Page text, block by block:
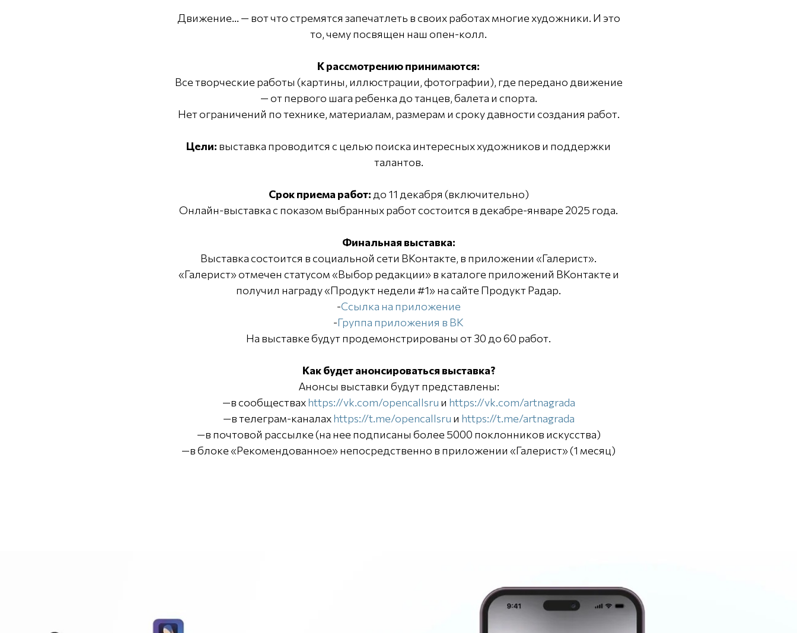
Движение... — вот что стремятся запечатлеть в своих работах многие художники. И это
то, чему посвящен наш опен-колл.
К рассмотрению принимаются:
Все творческие работы (картины, иллюстрации, фотографии), где передано движение
— от первого шага ребенка до танцев, балета и спорта.
Нет ограничений по технике, материалам, размерам и сроку давности создания работ.
Цели: выставка проводится с целью поиска интересных художников и поддержки
талантов.
Срок приема работ: до 11 декабря (включительно)
Онлайн-выставка с показом выбранных работ состоится в декабре-январе 2025 года.
Финальная выставка:
Выставка состоится в социальной сети ВКонтакте, в приложении «Галерист».
«Галерист» отмечен статусом «Выбор редакции» в каталоге приложений ВКонтакте и
получил награду «Продукт недели #1» на сайте Продукт Радар.
-Ссылка на приложение
-Группа приложения в ВК
На выставке будут продемонстрированы от 30 до 60 работ.
Как будет анонсироваться выставка?
Анонсы выставки будут представлены:
—в сообществахhttps://vk.com/opencallsru и https://vk.com/artnagrada
—в телеграм-каналахhttps://t.me/opencallsru и https://t.me/artnagrada
—в почтовой рассылке (на нее подписаны более 5000 поклонников искусства)
—в блоке «Рекомендованное» непосредственно в приложении «Галерист» (1 месяц)